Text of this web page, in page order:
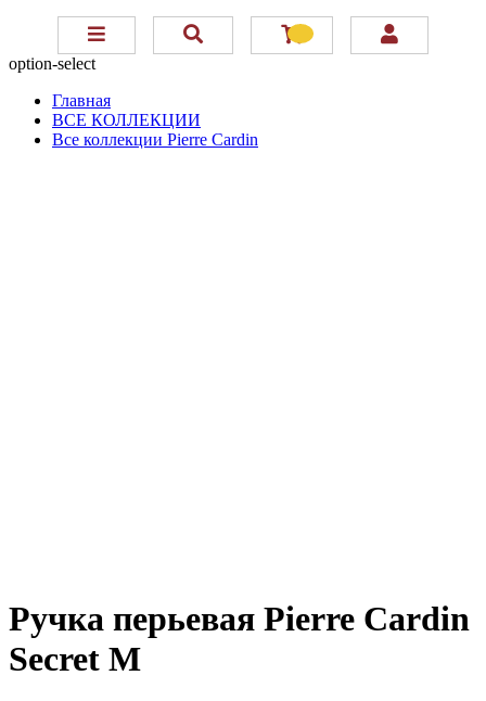
option-select
Главная
ВСЕ КОЛЛЕКЦИИ
Все коллекции Pierre Cardin
Ручка перьевая Pierre Cardin
Secret M